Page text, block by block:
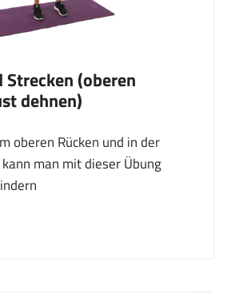
(oberen
dehnen)
oberen Rücken und in der
man mit dieser Übung